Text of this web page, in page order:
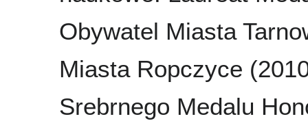
Obywatel Miasta
Miasta Ropczyce
Srebrnego Medalu